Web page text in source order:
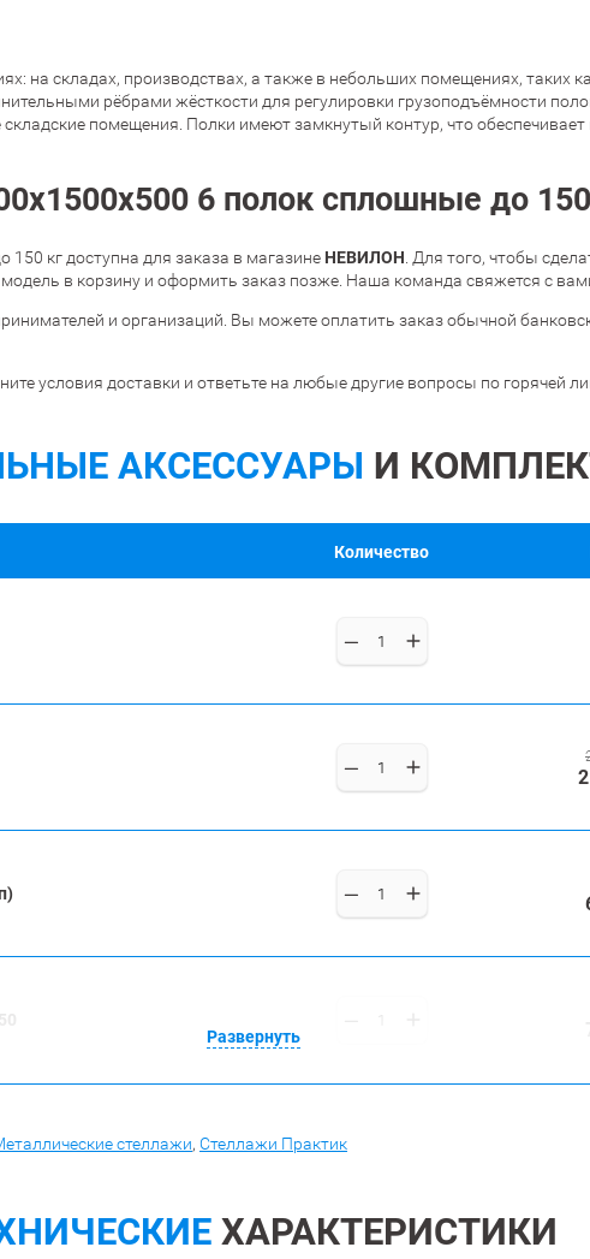
на складах, производствах, а также в небольших помещениях, таких
рёбрами жёсткости для регулировки грузоподъёмности
помещения. Полки имеют замкнутый контур, что
6 полок сплошные до
кг доступна для заказа в магазине НЕВИЛОН. Для того, чтобы
в корзину и оформить заказ позже. Наша команда свяжется с
и организаций. Вы можете оплатить заказ обычной
условия доставки и ответьте на любые другие вопросы по горячей
АКСЕССУАРЫ И
Количество
Развернуть
стеллажи, Стеллажи Практик
ХАРАКТЕРИСТИКИ